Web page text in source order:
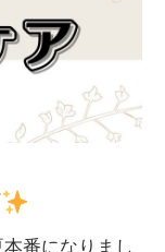
本番になりまし